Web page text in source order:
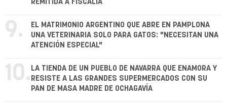
REMITIDA A FISCALÍA
9.
EL MATRIMONIO ARGENTINO QUE ABRE EN PAMPLONA
UNA VETERINARIA SOLO PARA GATOS: "NECESITAN UNA
ATENCIÓN ESPECIAL"
10. LA TIENDA DE UN PUEBLO DE NAVARRA QUE ENAMORA Y
RESISTE A LAS GRANDES SUPERMERCADOS CON SU
PAN DE MASA MADRE DE OCHAGAVÍA